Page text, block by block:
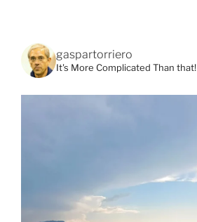
gaspartorriero
It's More Complicated Than that!